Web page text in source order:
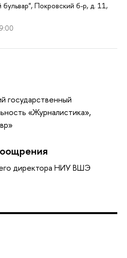
Покровский б-р, д. 11,
государственный
«Журналистика»,
директора НИУ ВШЭ